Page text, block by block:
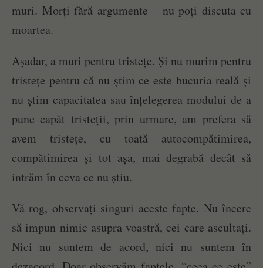
muri. Morți fără argumente – nu poți discuta cu
moartea.
Așadar, a muri pentru tristețe. Și nu murim pentru
tristețe pentru că nu știm ce este bucuria reală și
nu știm capacitatea sau înțelegerea modului de a
pune capăt tristeții, prin urmare, am prefera să
avem tristețe, cu toată autocompătimirea,
compătimirea și tot așa, mai degrabă decât să
intrăm în ceva ce nu știu.
Vă rog, observați singuri aceste fapte. Nu încerc
să impun nimic asupra voastră, cei care ascultați.
Nici nu suntem de acord, nici nu suntem în